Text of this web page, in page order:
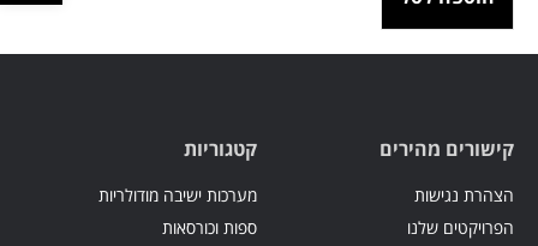
קישורים מהירים
הצהרת נגישות
הפרויקטים שלנו
קטגוריות
מערכות ישיבה מודולריות
ספות וכורסאות